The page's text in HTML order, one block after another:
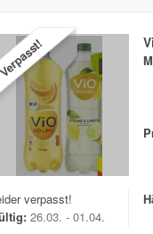
verpasst!
26.03. - 01.04.